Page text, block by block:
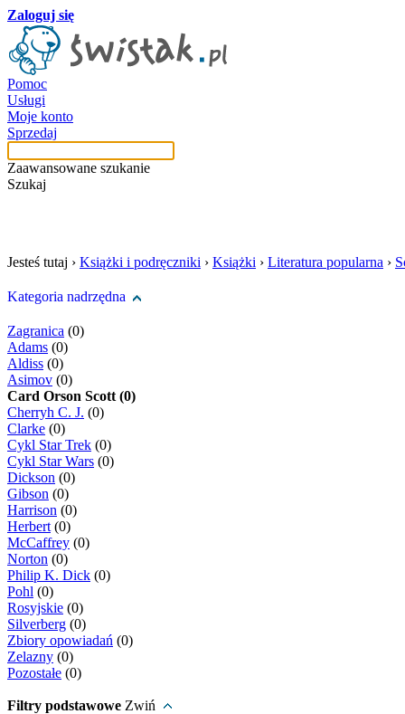
Zaloguj się
Pomoc
Usługi
Moje konto
Sprzedaj
Zaawansowane szukanie
Szukaj
Jesteś tutaj › Książki i podręczniki › Książki › Literatura popularna ›
Kategoria nadrzędna
Zagranica (0)
Adams (0)
Aldiss (0)
Asimov (0)
Card Orson Scott (0)
Cherryh C. J. (0)
Clarke (0)
Cykl Star Trek (0)
Cykl Star Wars (0)
Dickson (0)
Gibson (0)
Harrison (0)
Herbert (0)
McCaffrey (0)
Norton (0)
Philip K. Dick (0)
Pohl (0)
Rosyjskie (0)
Silverberg (0)
Zbiory opowiadań (0)
Zelazny (0)
Pozostałe (0)
Filtry podstawowe Zwiń